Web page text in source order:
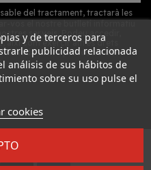
del tractament, tractarà les
serveis. Podeu accedir,
així com exercir altres drets
sobre protecció de
por
y de terceros para
publicidad relacionada
análisis de sus hábitos de
sobre su uso pulse el
cookies